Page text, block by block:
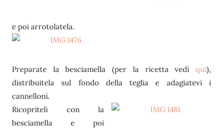
e poi arrotolatela.
Preparate la besciamella (per la ricetta vedi qui),
distribuitela sul fondo della teglia e adagiatevi i
cannelloni.
Ricopriteli con la
besciamella e poi